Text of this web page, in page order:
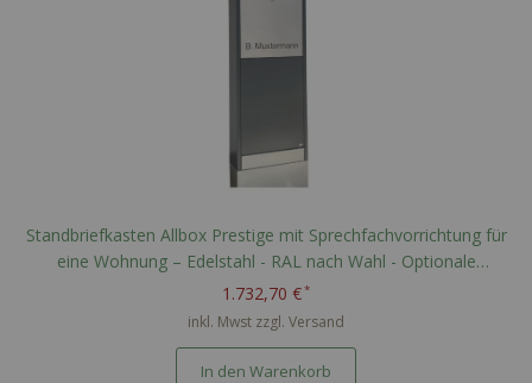
Standbriefkasten Allbox Prestige mit Sprechfachvorrichtung für
eine Wohnung – Edelstahl - RAL nach Wahl - Optionale
Namensgravur
1.732,70 €
inkl. Mwst zzgl. Versand
In den Warenkorb